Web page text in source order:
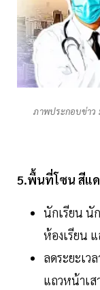
ภาพประกอบข่าว
5.พื้นที่โซน สีแ
นักเรียน นั
ห้องเรียน
ลดระยะเว
แถวหน้าเส